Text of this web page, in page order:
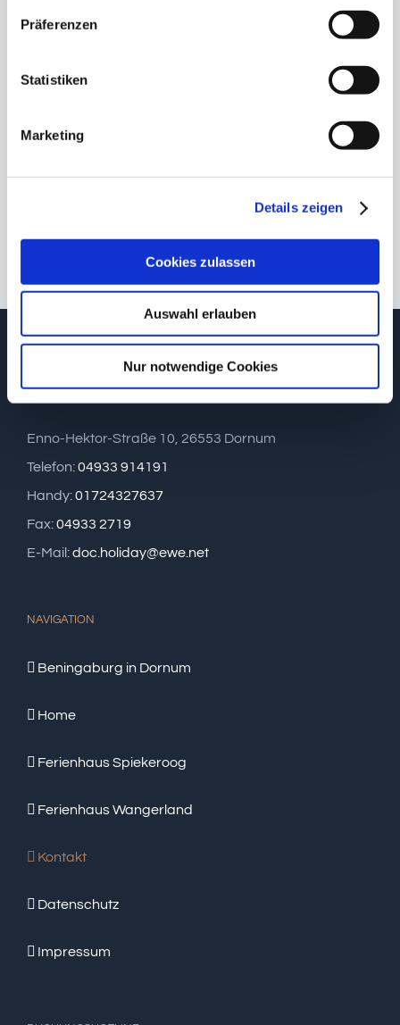
Präferenzen
Statistiken
Marketing
Details zeigen
Cookies zulassen
Auswahl erlauben
Nur notwendige Cookies
Reiseziel
Silke Hellberg & Reiner Albers
Enno-Hektor-Straße 10, 26553 Dornum
Telefon:04933 914191
Handy:01724327637
Fax:04933 2719
E-Mail:doc.holiday@ewe.net
NAVIGATION
Beningaburg in Dornum
Home
Ferienhaus Spiekeroog
Ferienhaus Wangerland
Kontakt
Datenschutz
Impressum